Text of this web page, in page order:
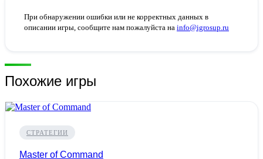
При обнаружении ошибки или не корректных данных в
описании игры, сообщите нам пожалуйста на info@igrosup.ru
Похожие игры
СТРАТЕГИИ
Master of Command